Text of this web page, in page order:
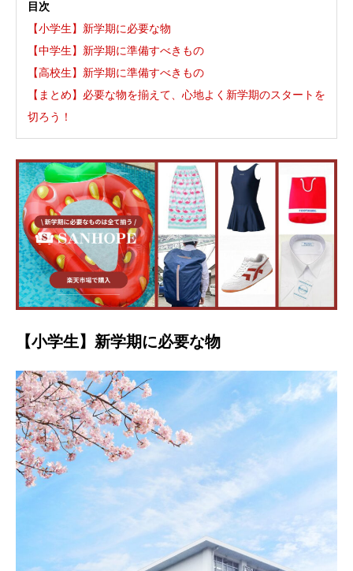
目次
【小学生】新学期に必要な物
【中学生】新学期に準備すべきもの
【高校生】新学期に準備すべきもの
【まとめ】必要な物を揃えて、心地よく新学期のスタートを
切ろう！
【小学生】新学期に必要な物